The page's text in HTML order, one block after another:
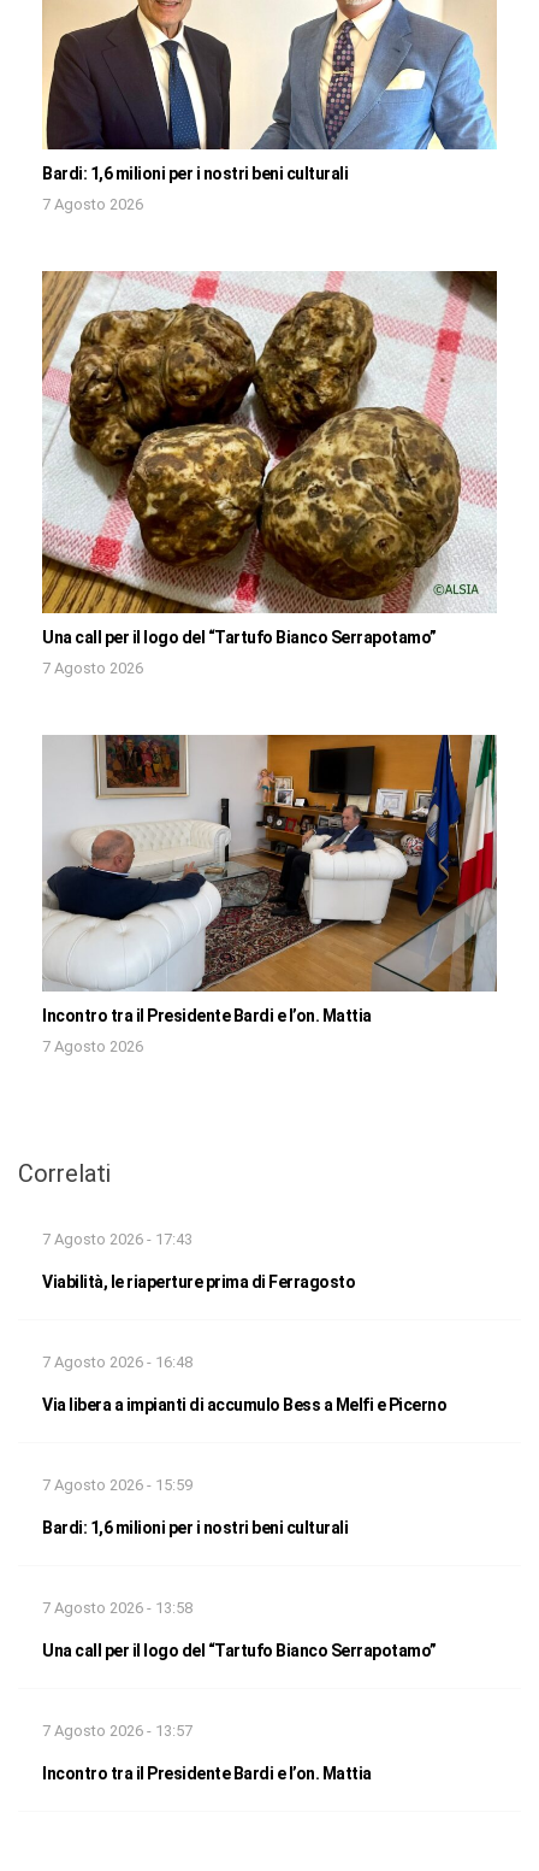
Bardi: 1,6 milioni per i nostri beni culturali
7 Agosto 2026
Una call per il logo del “Tartufo Bianco Serrapotamo”
7 Agosto 2026
Incontro tra il Presidente Bardi e l’on. Mattia
7 Agosto 2026
Correlati
7 Agosto 2026 - 17:43
Viabilità, le riaperture prima di Ferragosto
7 Agosto 2026 - 16:48
Via libera a impianti di accumulo Bess a Melfi e Picerno
7 Agosto 2026 - 15:59
Bardi: 1,6 milioni per i nostri beni culturali
7 Agosto 2026 - 13:58
Una call per il logo del “Tartufo Bianco Serrapotamo”
7 Agosto 2026 - 13:57
Incontro tra il Presidente Bardi e l’on. Mattia